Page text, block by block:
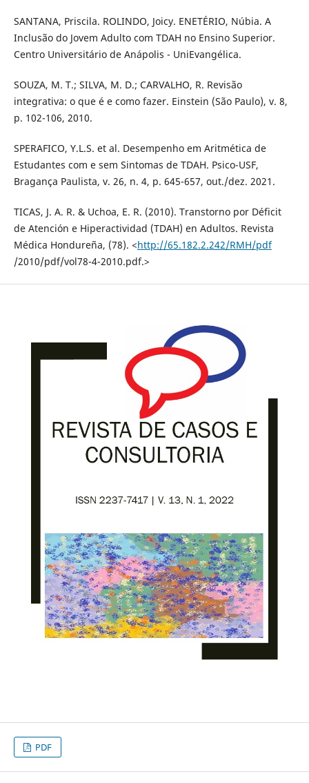
SANTANA, Priscila. ROLINDO, Joicy. ENETÉRIO, Núbia. A
Inclusão do Jovem Adulto com TDAH no Ensino Superior.
Centro Universitário de Anápolis - UniEvangélica.
SOUZA, M. T.; SILVA, M. D.; CARVALHO, R. Revisão
integrativa: o que é e como fazer. Einstein (São Paulo), v. 8,
p. 102-106, 2010.
SPERAFICO, Y.L.S. et al. Desempenho em Aritmética de
Estudantes com e sem Sintomas de TDAH. Psico-USF,
Bragança Paulista, v. 26, n. 4, p. 645-657, out./dez. 2021.
TICAS, J. A. R. & Uchoa, E. R. (2010). Transtorno por Déficit
de Atención e Hiperactividad (TDAH) en Adultos. Revista
Médica Hondureña, (78). <http://65.182.2.242/RMH/pdf
/2010/pdf/vol78-4-2010.pdf.>
PDF